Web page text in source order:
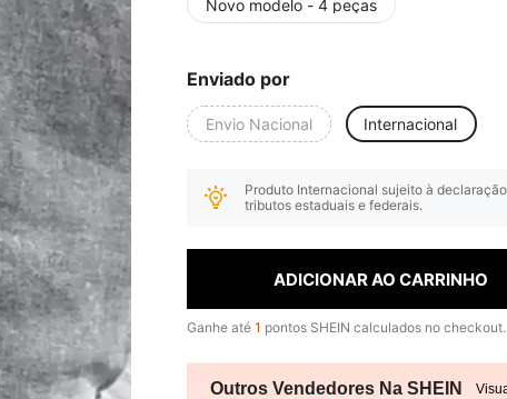
Novo modelo - 4 peças
Enviado por
Envio Nacional Internacional
Produto Internacional sujeito à
tributos estaduais e federais.
ADICIONAR AO CARRINHO
Ganhe até 1 pontos SHEIN calculados no checkout.
Outros Vendedores Na SHEIN